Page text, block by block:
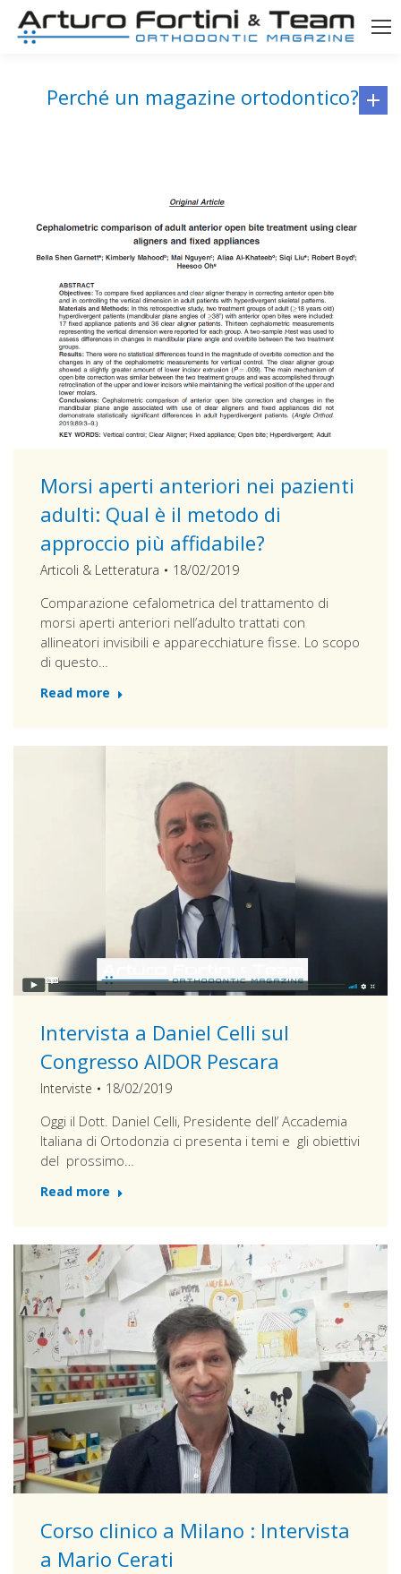
Perché un magazine ortodontico?
Morsi aperti anteriori nei pazienti
adulti: Qual è il metodo di
approccio più affidabile?
Articoli & Letteratura 18/02/2019
Comparazione cefalometrica del trattamento di
morsi aperti anteriori nell’adulto trattati con
allineatori invisibili e apparecchiature fisse. Lo scopo
di questo…
Read more
Intervista a Daniel Celli sul
Congresso AIDOR Pescara
Interviste 18/02/2019
Oggi il Dott. Daniel Celli, Presidente dell’ Accademia
Italiana di Ortodonzia ci presenta i temi e gli obiettivi
del prossimo…
Read more
Corso clinico a Milano : Intervista
a Mario Cerati